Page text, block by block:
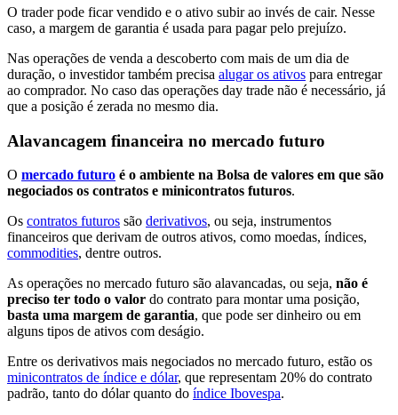
O trader pode ficar vendido e o ativo subir ao invés de cair. Nesse
caso, a margem de garantia é usada para pagar pelo prejuízo.
Nas operações de venda a descoberto com mais de um dia de
duração, o investidor também precisa alugar os ativos para entregar
ao comprador. No caso das operações day trade não é necessário, já
que a posição é zerada no mesmo dia.
Alavancagem financeira no mercado futuro
O mercado futuro é o ambiente na Bolsa de valores em que são
negociados os contratos e minicontratos futuros.
Os contratos futuros são derivativos, ou seja, instrumentos
financeiros que derivam de outros ativos, como moedas, índices,
commodities, dentre outros.
As operações no mercado futuro são alavancadas, ou seja, não é
preciso ter todo o valor do contrato para montar uma posição,
basta uma margem de garantia, que pode ser dinheiro ou em
alguns tipos de ativos com deságio.
Entre os derivativos mais negociados no mercado futuro, estão os
minicontratos de índice e dólar, que representam 20% do contrato
padrão, tanto do dólar quanto do índice Ibovespa.